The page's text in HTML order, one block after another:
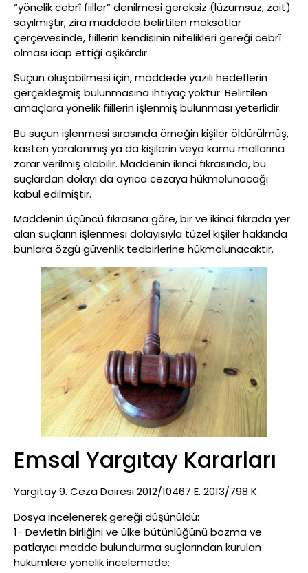
“yönelik cebrî fiiller” denilmesi gereksiz (lüzumsuz, zait)
sayılmıştır; zira maddede belirtilen maksatlar
çerçevesinde, fiillerin kendisinin nitelikleri gereği cebrî
olması icap ettiği aşikârdır.
Suçun oluşabilmesi için, maddede yazılı hedeflerin
gerçekleşmiş bulunmasına ihtiyaç yoktur. Belirtilen
amaçlara yönelik fiillerin işlenmiş bulunması yeterlidir.
Bu suçun işlenmesi sırasında örneğin kişiler öldürülmüş,
kasten yaralanmış ya da kişilerin veya kamu mallarına
zarar verilmiş olabilir. Maddenin ikinci fıkrasında, bu
suçlardan dolayı da ayrıca cezaya hükmolunacağı
kabul edilmiştir.
Maddenin üçüncü fıkrasına göre, bir ve ikinci fıkrada yer
alan suçların işlenmesi dolayısıyla tüzel kişiler hakkında
bunlara özgü güvenlik tedbirlerine hükmolunacaktır.
Emsal Yargıtay Kararları
Yargıtay 9. Ceza Dairesi 2012/10467 E. 2013/798 K.
Dosya incelenerek gereği düşünüldü:
1- Devletin birliğini ve ülke bütünlüğünü bozma ve
patlayıcı madde bulundurma suçlarından kurulan
hükümlere yönelik incelemede;